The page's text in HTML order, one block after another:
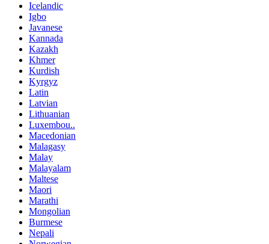
Icelandic
Igbo
Javanese
Kannada
Kazakh
Khmer
Kurdish
Kyrgyz
Latin
Latvian
Lithuanian
Luxembou..
Macedonian
Malagasy
Malay
Malayalam
Maltese
Maori
Marathi
Mongolian
Burmese
Nepali